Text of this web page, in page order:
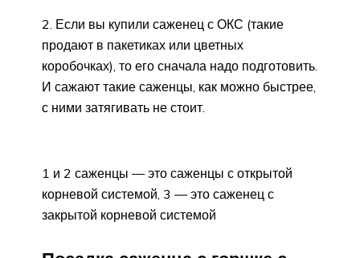
2. Если вы купили саженец с ОКС (такие
продают в пакетиках или цветных
коробочках), то его сначала надо подготовить.
И сажают такие саженцы, как можно быстрее,
с ними затягивать не стоит.
1 и 2 саженцы — это саженцы с открытой
корневой системой, 3 — это саженец с
закрытой корневой системой